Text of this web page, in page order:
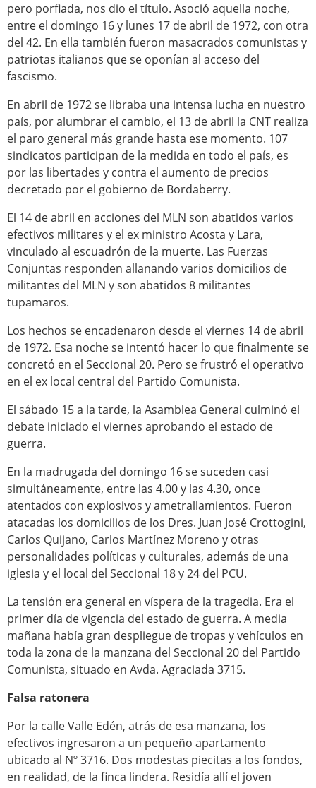
pero porfiada, nos dio el título. Asoció aquella noche,
entre el domingo 16 y lunes 17 de abril de 1972, con otra
del 42. En ella también fueron masacrados comunistas y
patriotas italianos que se oponían al acceso del
fascismo.
En abril de 1972 se libraba una intensa lucha en nuestro
país, por alumbrar el cambio, el 13 de abril la CNT realiza
el paro general más grande hasta ese momento. 107
sindicatos participan de la medida en todo el país, es
por las libertades y contra el aumento de precios
decretado por el gobierno de Bordaberry.
El 14 de abril en acciones del MLN son abatidos varios
efectivos militares y el ex ministro Acosta y Lara,
vinculado al escuadrón de la muerte. Las Fuerzas
Conjuntas responden allanando varios domicilios de
militantes del MLN y son abatidos 8 militantes
tupamaros.
Los hechos se encadenaron desde el viernes 14 de abril
de 1972. Esa noche se intentó hacer lo que finalmente se
concretó en el Seccional 20. Pero se frustró el operativo
en el ex local central del Partido Comunista.
El sábado 15 a la tarde, la Asamblea General culminó el
debate iniciado el viernes aprobando el estado de
guerra.
En la madrugada del domingo 16 se suceden casi
simultáneamente, entre las 4.00 y las 4.30, once
atentados con explosivos y ametrallamientos. Fueron
atacadas los domicilios de los Dres. Juan José Crottogini,
Carlos Quijano, Carlos Martínez Moreno y otras
personalidades políticas y culturales, además de una
iglesia y el local del Seccional 18 y 24 del PCU.
La tensión era general en víspera de la tragedia. Era el
primer día de vigencia del estado de guerra. A media
mañana había gran despliegue de tropas y vehículos en
toda la zona de la manzana del Seccional 20 del Partido
Comunista, situado en Avda. Agraciada 3715.
Falsa ratonera
Por la calle Valle Edén, atrás de esa manzana, los
efectivos ingresaron a un pequeño apartamento
ubicado al Nº 3716. Dos modestas piecitas a los fondos,
en realidad, de la finca lindera. Residía allí el joven